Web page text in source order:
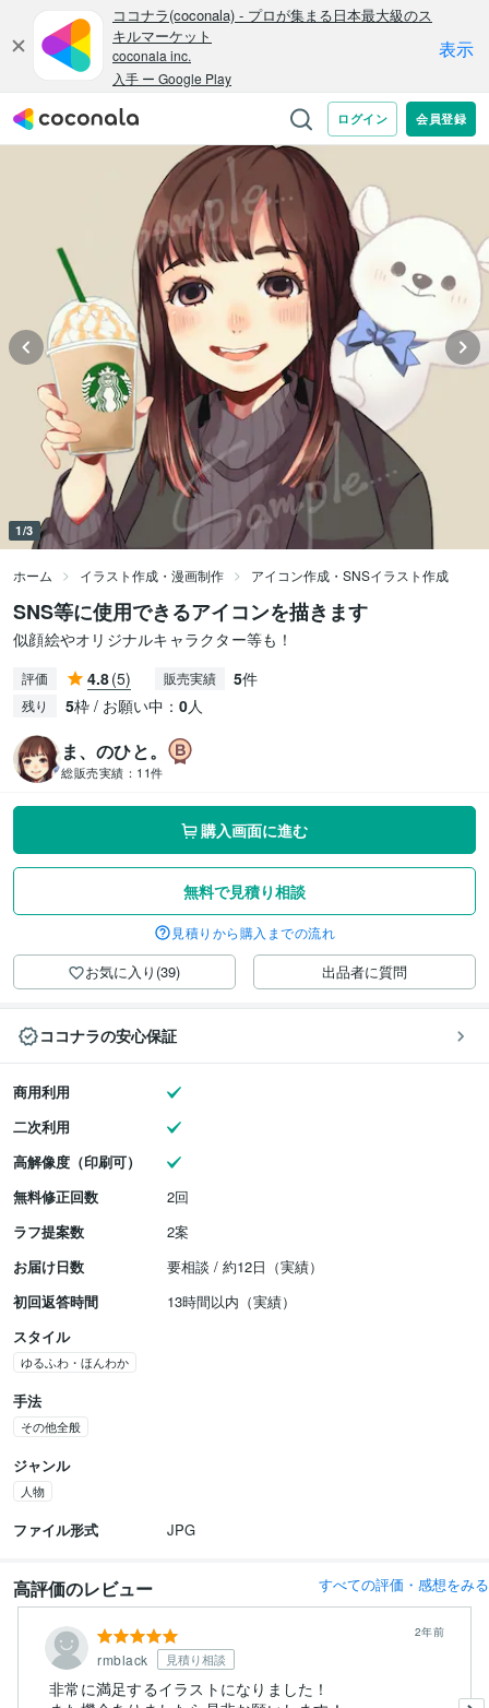
1/3
ホーム イラスト作成・漫画制作 アイコン作成・SNSイラスト作成
SNS等に使用できるアイコンを描きます
似顔絵やオリジナルキャラクター等も！
評価 4.8(5) 販売実績 5件
残り 5枠 / お願い中： 0人
ま、のひと。
総販売実績： 11件
購入画面に進む
無料で見積り相談
見積りから購入までの流れ
お気に入り(39) 出品者に質問
ココナラの安心保証
商用利用
二次利用
高解像度（印刷可）
無料修正回数
2回
ラフ提案数
2案
お届け日数
要相談 / 約12日（実績）
初回返答時間
13時間以内（実績）
スタイル
ゆるふわ・ほんわか
手法
その他全般
ジャンル
人物
ファイル形式 JPG
高評価のレビュー すべての評価・感想をみる
rmblack 見積り相談
2年前
非常に満足するイラストになりました！